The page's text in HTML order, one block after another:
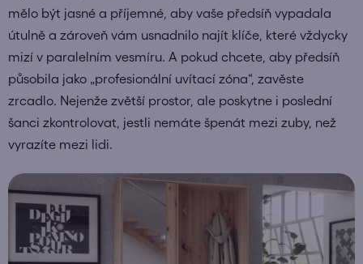
mělo být jasné a příjemné, aby vaše předsíň vypadala
útulně a zároveň vám usnadnilo najít klíče, které vždycky
mizí v paralelním vesmíru. A pokud chcete, aby předsíň
působila jako „profesionální uvítací zóna“, zavěste
zrcadlo. Nejenže zvětší prostor, ale poskytne i poslední
šanci zkontrolovat, jestli nemáte špenát mezi zuby, než
vyrazíte mezi lidi.